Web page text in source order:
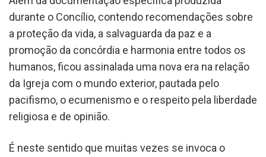
durante o Concílio, contendo recomendações sobre
a proteção da vida, a salvaguarda da paz e a
promoção da concórdia e harmonia entre todos os
humanos, ficou assinalada uma nova era na relação
da Igreja com o mundo exterior, pautada pelo
pacifismo, o ecumenismo e o respeito pela liberdade
religiosa e de opinião.
É neste sentido que muitas vezes se invoca o